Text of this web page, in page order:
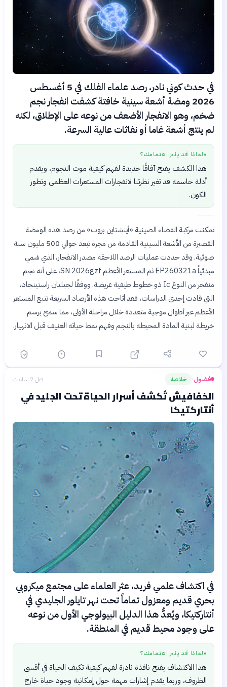
في حدث كوني نادر، رصد علماء الفلك في 5 أغسطس
2026 ومضة أشعة سينية خافتة كشفت انفجار نجم
ضخم، وهو الانفجار الأضعف من نوعه على الإطلاق، لكنه
لم ينتج أشعة غاما أو نفاثات عالية السرعة.
● لماذا قد يثير اهتمامك؟
هذا الكشف يفتح آفاقًا جديدة لفهم كيفية موت النجوم، ويقدم
أدلة حاسمة قد تغير نظرتنا لانفجارات المستعرات العظمى وتطور
الكون.
تمكنت مركبة الفضاء الصينية «أينشتاين بروب» من رصد هذه الومضة
القصيرة من الأشعة السينية القادمة من مجرة تبعد حوالي 500 مليون سنة
ضوئية. وقد حددت عمليات الرصد اللاحقة مصدر الانفجار، الذي سُمي
مبدئياً EP260321a ثم المستعر الأعظم SN 2026gzf، على أنه نجم
منفجر من النوع Ic ذو خطوط طيفية عريضة. ووفقًا لجيليان راستينجاد،
التي قادت إحدى الدراسات، فقد أتاحت هذه الأرصاد السريعة تتبع المستعر
الأعظم عبر أطوال موجية متعددة خلال مراحله الأولى، مما سمح برسم
خريطة لبنية المادة المحيطة بالنجم وفهم نمط حياته العنيف قبل الانهيار.
فضول› خلاصة قبل 7 ساعات
الخفافيش تُكشف أسرار الحياة تحت الجليد في
أنتاركتيكا
في اكتشاف علمي فريد، عثر العلماء على مجتمع ميكروبي
بحري قديم ومعزول تماماً تحت نهر تايلور الجليدي في
أنتاركتيكا، ويُعدُّ هذا الدليل البيولوجي الأول من نوعه
على وجود محيط قديم في المنطقة.
● لماذا قد يثير اهتمامك؟
هذا الاكتشاف يفتح نافذة نادرة لفهم كيفية تكيف الحياة في أقسى
الظروف، وربما يقدم إشارات مهمة حول إمكانية وجود حياة خارج